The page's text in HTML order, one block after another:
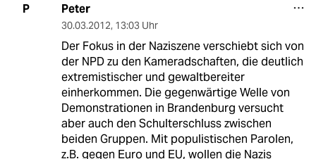
P Peter
30.03.2012, 13:03 Uhr
Der Fokus in der Naziszene verschiebt sich von
der NPD zu den Kameradschaften, die deutlich
extremistischer und gewaltbereiter
einherkommen. Die gegenwärtige Welle von
Demonstrationen in Brandenburg versucht
aber auch den Schulterschluss zwischen
beiden Gruppen. Mit populistischen Parolen,
z.B. gegen Euro und EU, wollen die Nazis